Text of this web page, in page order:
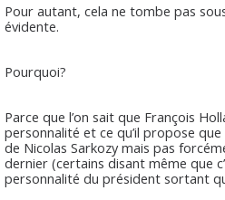
Pour autant, cela ne tombe pas
évidente.
Pourquoi?
Parce que l’on sait que François
personnalité et ce qu’il propose
de Nicolas Sarkozy mais pas
dernier (certains disant même que
personnalité du président sortant